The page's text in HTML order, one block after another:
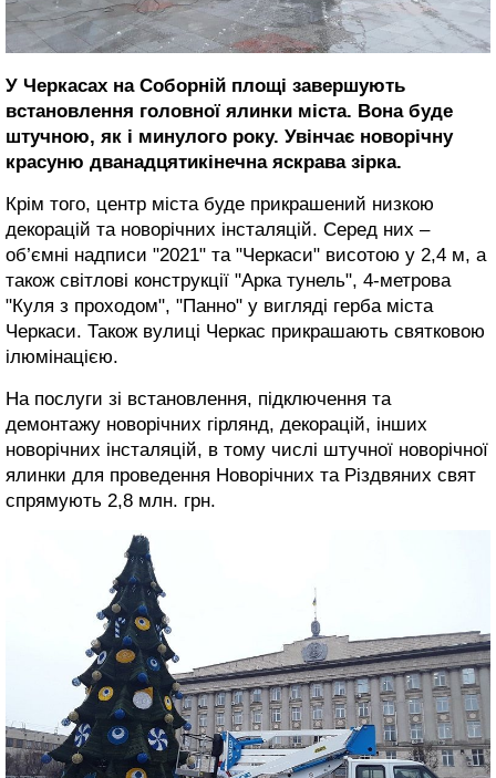
У Черкасах на Соборній площі завершують
встановлення головної ялинки міста. Вона буде
штучною, як і минулого року. Увінчає новорічну
красуню дванадцятикінечна яскрава зірка.
Крім того, центр міста буде прикрашений низкою
декорацій та новорічних інсталяцій. Серед них –
об’ємні надписи "2021" та "Черкаси" висотою у 2,4 м, а
також світлові конструкції "Арка тунель", 4-метрова
"Куля з проходом", "Панно" у вигляді герба міста
Черкаси. Також вулиці Черкас прикрашають святковою
ілюмінацією.
На послуги зі встановлення, підключення та
демонтажу новорічних гірлянд, декорацій, інших
новорічних інсталяцій, в тому числі штучної новорічної
ялинки для проведення Новорічних та Різдвяних свят
спрямують 2,8 млн. грн.